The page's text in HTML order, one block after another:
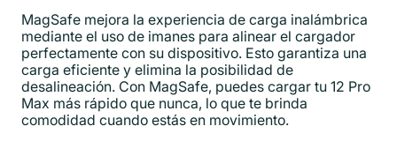
MagSafe mejora la experiencia de carga inalámbrica
mediante el uso de imanes para alinear el cargador
perfectamente con su dispositivo. Esto garantiza una
carga eficiente y elimina la posibilidad de
desalineación. Con MagSafe, puedes cargar tu 12 Pro
Max más rápido que nunca, lo que te brinda
comodidad cuando estás en movimiento.